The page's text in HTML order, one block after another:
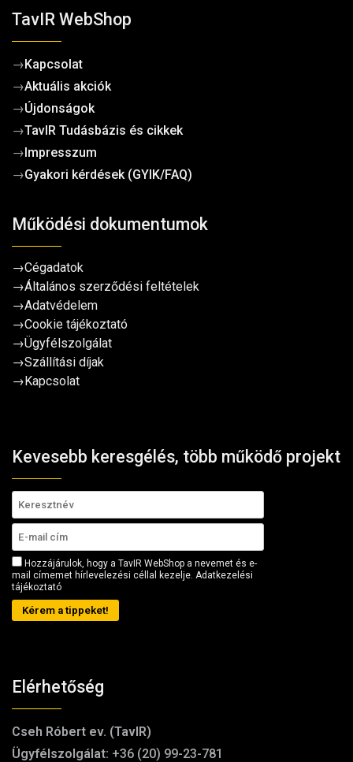
TavIR WebShop
→Kapcsolat
→Aktuális akciók
→Újdonságok
→TavIR Tudásbázis és cikkek
→Impresszum
→Gyakori kérdések (GYIK/FAQ)
Működési dokumentumok
→Cégadatok
→Általános szerződési feltételek
→Adatvédelem
→Cookie tájékoztató
→Ügyfélszolgálat
→Szállítási díjak
→Kapcsolat
Kevesebb keresgélés, több működő projekt
Hozzájárulok, hogy a TavIR WebShop a nevemet és e-
mail címemet hírlevelezési céllal kezelje. Adatkezelési
tájékoztató
Kérem a tippeket!
Elérhetőség
Cseh Róbert ev. (TavIR)
Ügyfélszolgálat: +36 (20) 99-23-781